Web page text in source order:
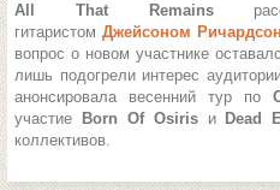
All That Remains
гитаристом Джейсоном
вопрос о новом участнике
лишь подогрели интерес
анонсировала весенний тур по
участие
Born Of Osiris и Dead
коллективов.